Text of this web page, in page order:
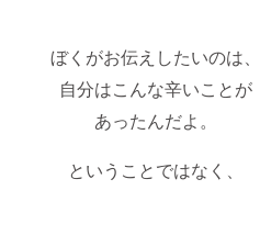
ぼくがお伝えしたいのは、
自分はこんな辛いことが
あったんだよ。
ということではなく、